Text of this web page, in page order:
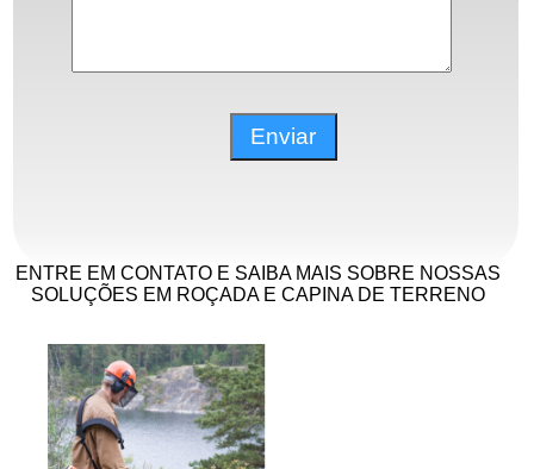
ENTRE EM CONTATO E SAIBA MAIS SOBRE NOSSAS
SOLUÇÕES EM ROÇADA E CAPINA DE TERRENO